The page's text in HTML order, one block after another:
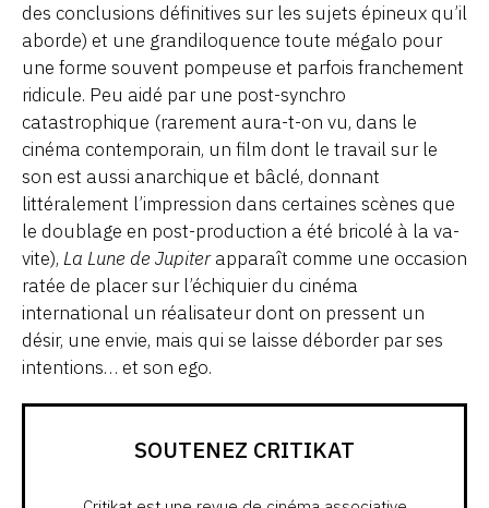
des conclusions définitives sur les sujets épineux qu’il
aborde) et une grandiloquence toute mégalo pour
une forme souvent pompeuse et parfois franchement
ridicule. Peu aidé par une post-synchro
catastrophique (rarement aura-t-on vu, dans le
cinéma contemporain, un film dont le travail sur le
son est aussi anarchique et bâclé, donnant
littéralement l’impression dans certaines scènes que
le doublage en post-production a été bricolé à la va-
vite), La Lune de Jupiterapparaît comme une occasion
ratée de placer sur l’échiquier du cinéma
international un réalisateur dont on pressent un
désir, une envie, mais qui se laisse déborder par ses
intentions… et son ego.
SOUTENEZ CRITIKAT